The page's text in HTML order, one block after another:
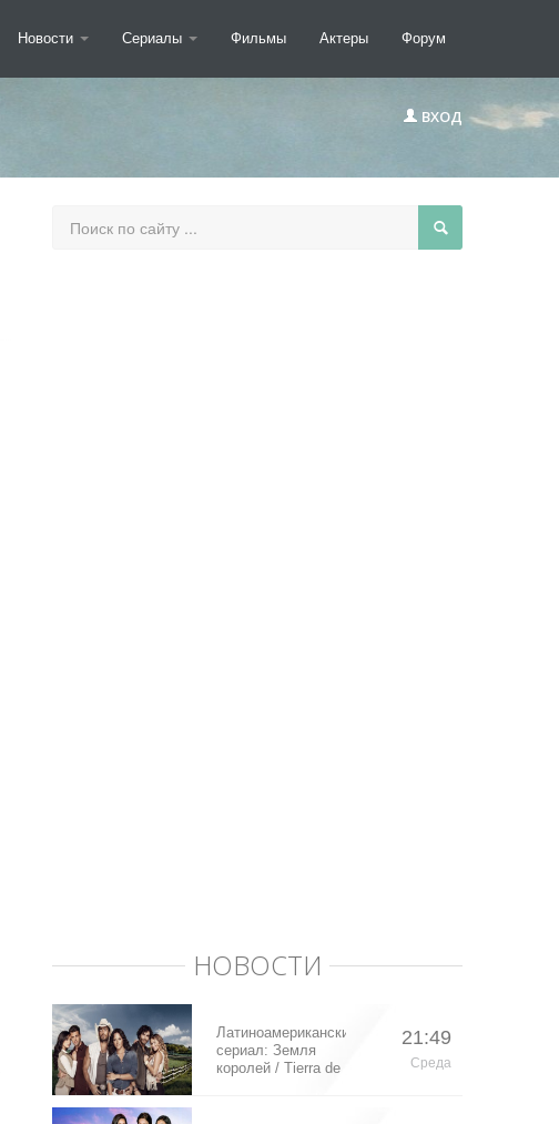
Новости Сериалы Фильмы Актеры Форум
ВХОД
НОВОСТИ
Латиноамериканский
сериал: Земля
королей / Tierra de
21:49
Среда